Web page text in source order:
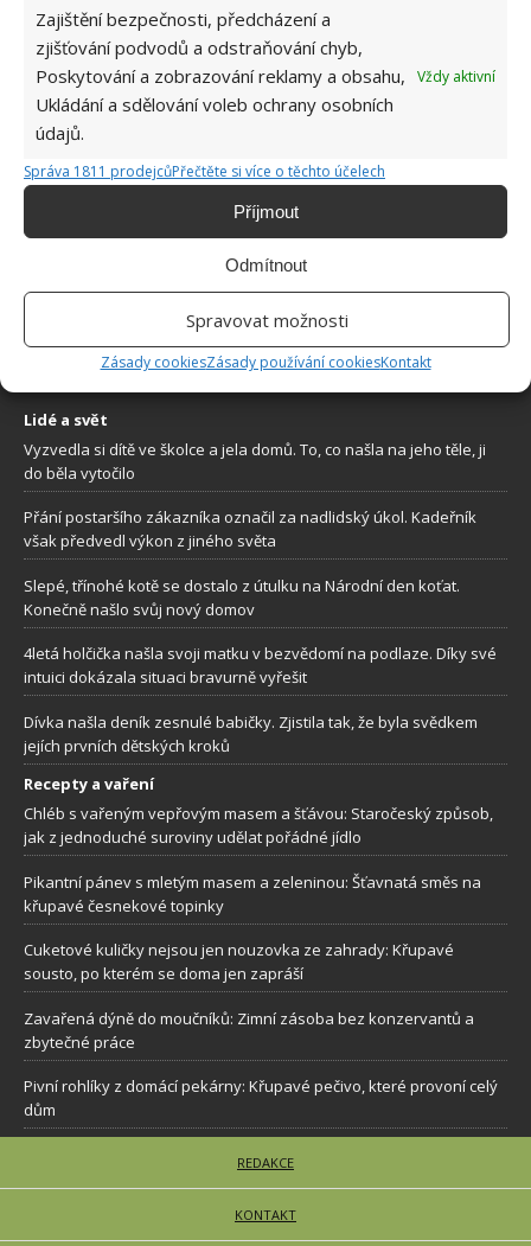
Zajištění bezpečnosti, předcházení a
zjišťování podvodů a odstraňování chyb,
Poskytování a zobrazování reklamy a obsahu,
Ukládání a sdělování voleb ochrany osobních
údajů.
Vždy aktivní
Správa 1811 prodejcůPřečtěte si více o těchto účelech
Příjmout
Odmítnout
Spravovat možnosti
Zásady cookiesZásady používání cookiesKontakt
6.8.2026
Sháníte zajímavé tipy jak vylepšit Váš domov? Originální nápady,
aktuální trendy, praktické rady i inspirativní fotografie najdete na
stránkách internetového magazínuBydlimeutulne.cz.
Lidé a svět
Vyzvedla si dítě ve školce a jela domů. To, co našla na jeho těle, ji
do běla vytočilo
Přání postaršího zákazníka označil za nadlidský úkol. Kadeřník
však předvedl výkon z jiného světa
Slepé, třínohé kotě se dostalo z útulku na Národní den koťat.
Konečně našlo svůj nový domov
4letá holčička našla svoji matku v bezvědomí na podlaze. Díky své
intuici dokázala situaci bravurně vyřešit
Dívka našla deník zesnulé babičky. Zjistila tak, že byla svědkem
jejích prvních dětských kroků
Recepty a vaření
Chléb s vařeným vepřovým masem a šťávou: Staročeský způsob,
jak z jednoduché suroviny udělat pořádné jídlo
Pikantní pánev s mletým masem a zeleninou: Šťavnatá směs na
křupavé česnekové topinky
Cuketové kuličky nejsou jen nouzovka ze zahrady: Křupavé
sousto, po kterém se doma jen zapráší
Zavařená dýně do moučníků: Zimní zásoba bez konzervantů a
zbytečné práce
Pivní rohlíky z domácí pekárny: Křupavé pečivo, které provoní celý
dům
REDAKCE
KONTAKT